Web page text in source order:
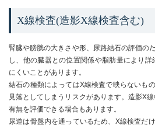
X線検査(造影X線検査含む)
腎臓や膀胱の大きさや形、尿路結石の評価の
し、他の臓器との位置関係や脂肪量により
にくいことがあります。
結石の種類によってはX線検査で映らないも
見落としてしまうリスクがあります。造影X
有無を評価できる場合もあります。
尿道は骨盤内を通っているため、X線検査だ